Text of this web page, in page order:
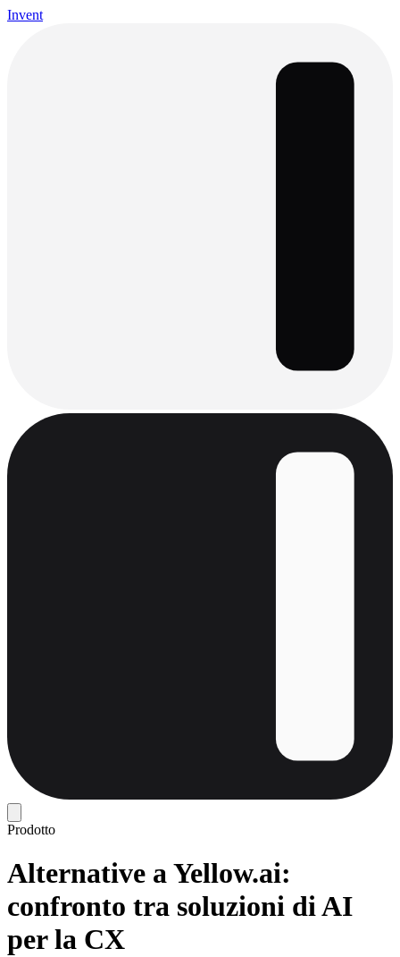
Invent
Prodotto
Alternative a Yellow.ai:
confronto tra soluzioni di AI
per la CX